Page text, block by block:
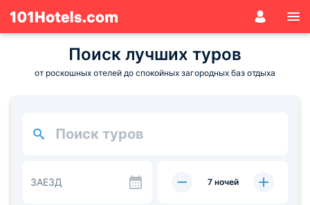
Поиск лучших туров
от роскошных отелей до спокойных загородных баз отдыха
ЗАЕЗД 7 ночей